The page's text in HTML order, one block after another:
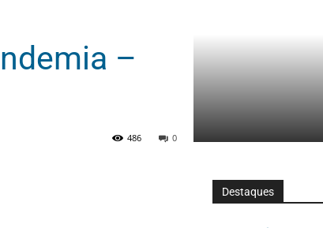
–
0
486
Destaques